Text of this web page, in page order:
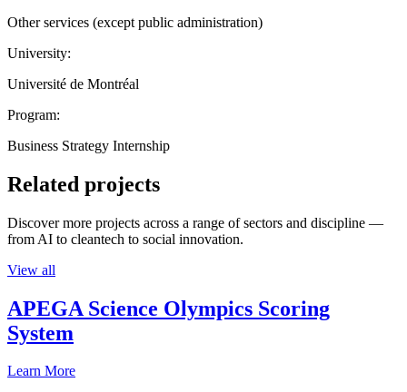
Other services (except public administration)
University:
Université de Montréal
Program:
Business Strategy Internship
Related projects
Discover more projects across a range of sectors and discipline —
from AI to cleantech to social innovation.
View all
APEGA Science Olympics Scoring
System
Learn More